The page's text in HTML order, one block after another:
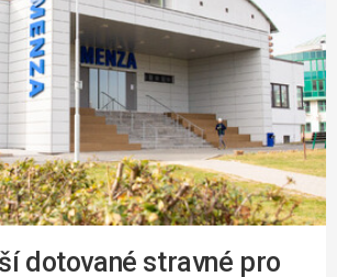
dotované stravné pro